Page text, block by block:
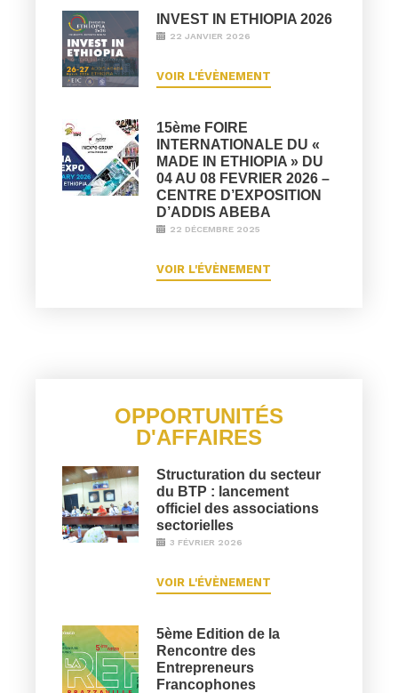
INVEST IN ETHIOPIA 2026
22 JANVIER 2026
VOIR L'ÉVÈNEMENT
15ème FOIRE
INTERNATIONALE DU «
MADE IN ETHIOPIA » DU
04 AU 08 FEVRIER 2026 –
CENTRE D’EXPOSITION
D’ADDIS ABEBA
22 DÉCEMBRE 2025
VOIR L'ÉVÈNEMENT
OPPORTUNITÉS
D'AFFAIRES
Structuration du secteur
du BTP : lancement
officiel des associations
sectorielles
3 FÉVRIER 2026
VOIR L'ÉVÈNEMENT
5ème Edition de la
Rencontre des
Entrepreneurs
Francophones